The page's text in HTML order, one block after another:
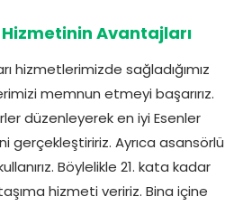
Avantajları
hizmetlerimizde sağladığımız
memnun etmeyi başarırız.
düzenleyerek en iyi Esenler
gerçekleştiririz. Ayrıca asansörlü
Böylelikle 21. kata kadar
hizmeti veririz. Bina içine